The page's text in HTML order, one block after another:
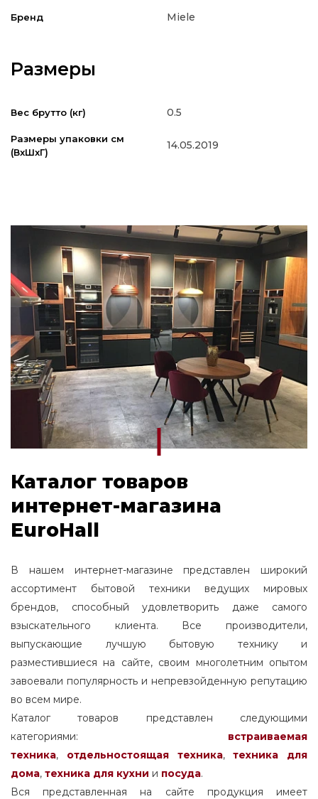
Бренд Miele
Размеры
Вес брутто (кг) 0.5
Размеры упаковки см
(ВxШxГ)
14.05.2019
Каталог товаров
интернет-магазина
EuroHall
В нашем интернет-магазине представлен широкий
ассортимент бытовой техники ведущих мировых
брендов, способный удовлетворить даже самого
взыскательного клиента. Все производители,
выпускающие лучшую бытовую технику и
разместившиеся на сайте, своим многолетним опытом
завоевали популярность и непревзойденную репутацию
во всем мире.
Каталог товаров представлен следующими
категориями: встраиваемая
техника, отдельностоящаятехника,
техника для
дома, техника для кухни и посуда.
Вся представленная на сайте продукция имеет